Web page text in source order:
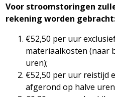
Voor stroomstoringen
rekening worden
€52,50 per uur
materiaalkosten (naar
uren);
€52,50 per uur reistijd
afgerond op halve